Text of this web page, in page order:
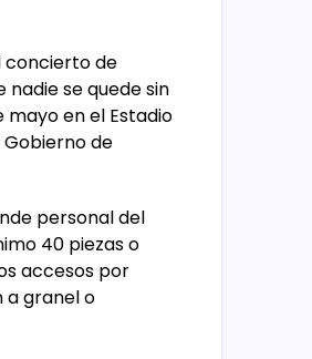
concierto de
se quede sin
en el Estadio
de
personal del
40 piezas o
accesos por
a granel o